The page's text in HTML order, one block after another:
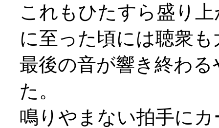
これもひたすら盛り
に至った頃には聴衆も
最後の音が響き終わ
た。
鳴りやまない拍手に